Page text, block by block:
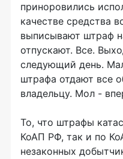
приноровились
качестве средства
выписывают штраф
отпускают. Все.
следующий день.
штрафа отдают все
владельцу. Мол -
То, что штрафы
КоАП РФ, так и по
незаконных